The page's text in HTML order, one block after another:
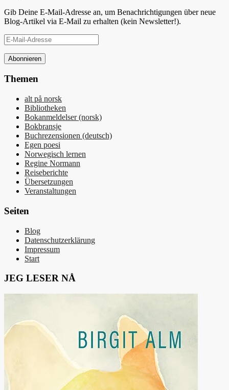
Gib Deine E-Mail-Adresse an, um Benachrichtigungen über neue
Blog-Artikel via E-Mail zu erhalten (kein Newsletter!).
E-
Mail-
Adresse
Themen
alt på norsk
Bibliotheken
Bokanmeldelser (norsk)
Bokbransje
Buchrezensionen (deutsch)
Egen poesi
Norwegisch lernen
Regine Normann
Reiseberichte
Übersetzungen
Veranstaltungen
Seiten
Blog
Datenschutzerklärung
Impressum
Start
JEG LESER NÅ